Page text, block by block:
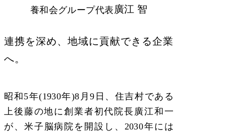
養和会グループ代表 廣江 智
連携を深め、地域に貢献できる企業
へ。
昭和5年(1930年)8月9日、住吉村である
上後藤の地に創業者初代院長廣江和一
が、米子脳病院を開設し、2030年には